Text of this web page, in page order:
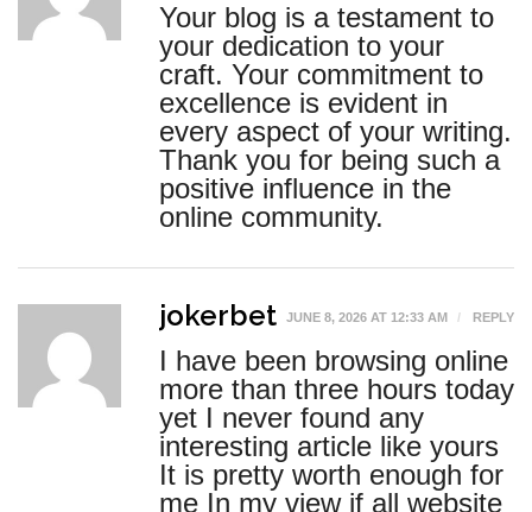
Your blog is a testament to
your dedication to your
craft. Your commitment to
excellence is evident in
every aspect of your writing.
Thank you for being such a
positive influence in the
online community.
jokerbet JUNE 8, 2026 AT 12:33 AM REPLY
I have been browsing online
more than three hours today
yet I never found any
interesting article like yours
It is pretty worth enough for
me In my view if all website